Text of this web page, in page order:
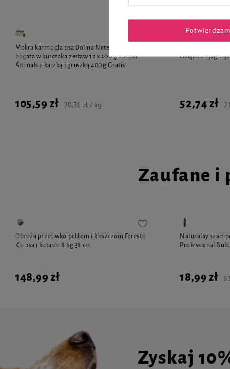
Mokra karma dla psa Dolina Noteci Premium
bogata w kurczaka zestaw 12 x 400 g + Piper
Animals z kaczką i gruszką 400 g Gratis
105,59 zł 20,31 zł / kg
cielęcina i
52,74 zł
Zaufane i
Obroża przeciwko pchłom i kleszczom Foresto
dla psa i kota do 8 kg 38 cm
148,99 zł
Naturalny
Professional
18,99 zł
Zyskaj